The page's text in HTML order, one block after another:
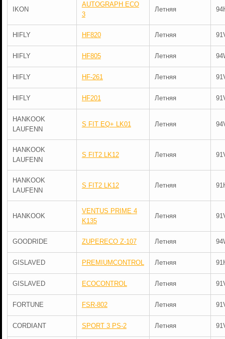
IKON
AUTOGRAPH ECO
3
Летняя
HIFLY HF820 Летняя
HIFLY HF805 Летняя
HIFLY HF-261 Летняя
HIFLY HF201 Летняя
HANKOOK
LAUFENN
S FIT EQ+ LK01 Летняя
HANKOOK
LAUFENN
S FIT2 LK12 Летняя
HANKOOK
LAUFENN
S FIT2 LK12 Летняя
HANKOOK
VENTUS PRIME 4
K135
Летняя
GOODRIDE ZUPERECO Z-107 Летняя
GISLAVED PREMIUMCONTROL Летняя
GISLAVED ECOCONTROL Летняя
FORTUNE FSR-802 Летняя
CORDIANT SPORT 3 PS-2 Летняя